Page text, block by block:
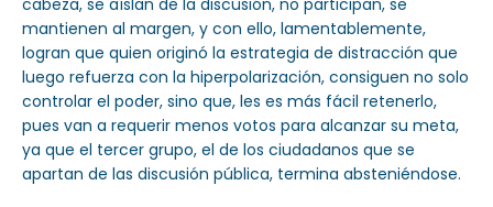
mantienen al margen, y con ello, lamentablemente,
logran que quien originó la estrategia de distracción que
luego refuerza con la hiperpolarización, consiguen no solo
controlar el poder, sino que, les es más fácil retenerlo,
pues van a requerir menos votos para alcanzar su meta,
ya que el tercer grupo, el de los ciudadanos que se
apartan de las discusión pública, termina absteniéndose.